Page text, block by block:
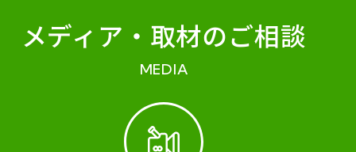
メディア・ 取材のご相談
MEDIA